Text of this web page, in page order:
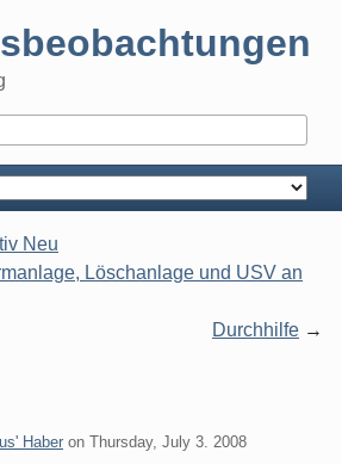
Neu
Löschanlage und USV an
Durchhilfe
Haber on Thursday, July 3. 2008